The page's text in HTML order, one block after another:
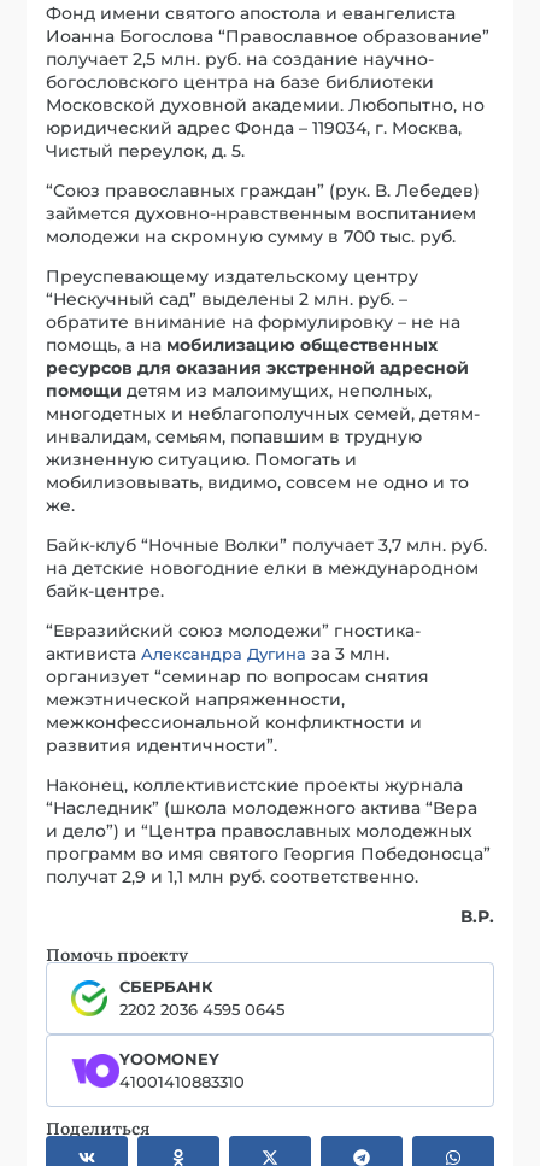
Фонд имени святого апостола и евангелиста
Иоанна Богослова “Православное образование”
получает 2,5 млн. руб. на создание научно-
богословского центра на базе библиотеки
Московской духовной академии. Любопытно, но
юридический адрес Фонда – 119034, г. Москва,
Чистый переулок, д. 5.
“Союз православных граждан” (рук. В. Лебедев)
займется духовно-нравственным воспитанием
молодежи на скромную сумму в 700 тыс. руб.
Преуспевающему издательскому центру
“Нескучный сад” выделены 2 млн. руб. –
обратите внимание на формулировку – не на
помощь, а на мобилизацию общественных
ресурсов для оказания экстренной адресной
помощи детям из малоимущих, неполных,
многодетных и неблагополучных семей, детям-
инвалидам, семьям, попавшим в трудную
жизненную ситуацию. Помогать и
мобилизовывать, видимо, совсем не одно и то
же.
Байк-клуб “Ночные Волки” получает 3,7 млн. руб.
на детские новогодние елки в международном
байк-центре.
“Евразийский союз молодежи” гностика-
активистаАлександра Дугина за 3 млн.
организует “семинар по вопросам снятия
межэтнической напряженности,
межконфессиональной конфликтности и
развития идентичности”.
Наконец, коллективистские проекты журнала
“Наследник” (школа молодежного актива “Вера
и дело”) и “Центра православных молодежных
программ во имя святого Георгия Победоносца”
получат 2,9 и 1,1 млн руб. соответственно.
В.Р.
Помочь проекту
СБЕРБАНК
2202 2036 4595 0645
YOOMONEY
41001410883310
Поделиться